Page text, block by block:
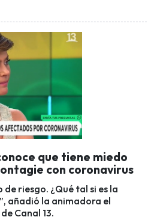
que tiene miedo
con coronavirus
riesgo. ¿Qué tal si es la
añadió la animadora el
Canal 13.